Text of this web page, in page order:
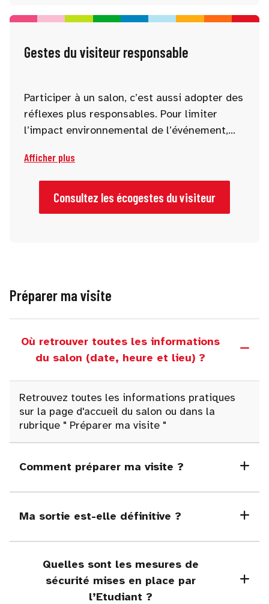
Gestes du visiteur responsable
Participer à un salon, c’est aussi adopter des
réflexes plus responsables. Pour limiter
l’impact environnemental de l’événement,
simples : utiliser les transports en commun
ou encore trier vos déchets sur place.
Chaque action compte pour contribuer à un
salon plus durable !
Afficher plus
Consultez les écogestes du visiteur
Préparer ma visite
Où retrouver toutes les informations
du salon (date, heure et lieu) ?
Retrouvez toutes les informations pratiques
sur la page d'accueil du salon ou dans la
rubrique " Préparer ma visite "
Comment préparer ma visite ?
Ma sortie est-elle définitive ?
Quelles sont les mesures de
sécurité mises en place par
l’Etudiant ?